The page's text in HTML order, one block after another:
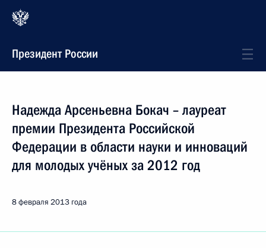
Президент России
Надежда Арсеньевна Бокач – лауреат
премии Президента Российской
Федерации в области науки и инноваций
для молодых учёных за 2012 год
8 февраля 2013 года